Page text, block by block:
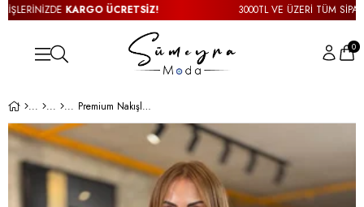
KARGO ÜCRETSİZ! 3000TL VE ÜZERİ TÜM
0
Premium Nakışlı Siyah Jean Ceket